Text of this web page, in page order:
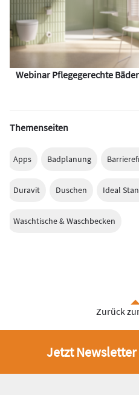
Webinar Pflegegerechte
Themenseiten
Apps Badplanung
Duravit Duschen Ideal
Waschtische & Waschbecken
Zurück
Jetzt